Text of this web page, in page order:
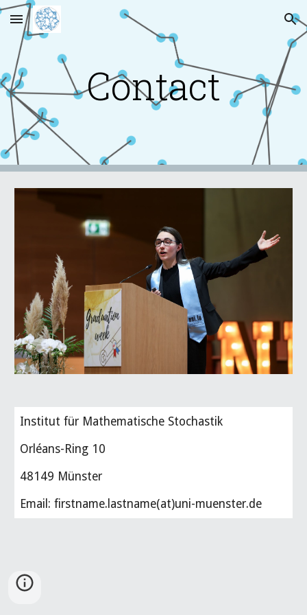
Skip to main content Skip to navigation
Contact
Institut für Mathematische Stochastik
Orléans-Ring 10
48149 Münster
Email: firstname.lastname(at)uni-muenster.de